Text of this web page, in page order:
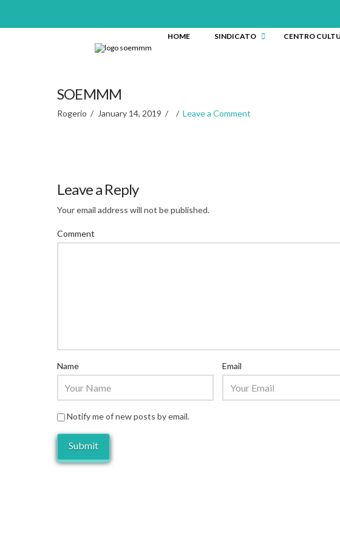
HOME SINDICATO CENTRO
SOEMMM
Rogerio January 14, 2019 Leave a Comment
Leave a Reply
Your email address will not be published.
Comment
Name Email
Notify me of new posts by email.